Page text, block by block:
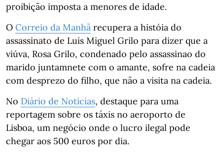
proibição imposta a menores de idade.
O Correio da Manhã recupera a históia do
assassinato de Luís Miguel Grilo para dizer que a
viúva, Rosa Grilo, condenado pelo assassinao do
marido juntamnete com o amante, sofre na cadeia
com desprezo do filho, que não a visita na cadeia.
No Diário de Notícias, destaque para uma
reportagem sobre os táxis no aeroporto de
Lisboa, um negócio onde o lucro ilegal pode
chegar aos 500 euros por dia.